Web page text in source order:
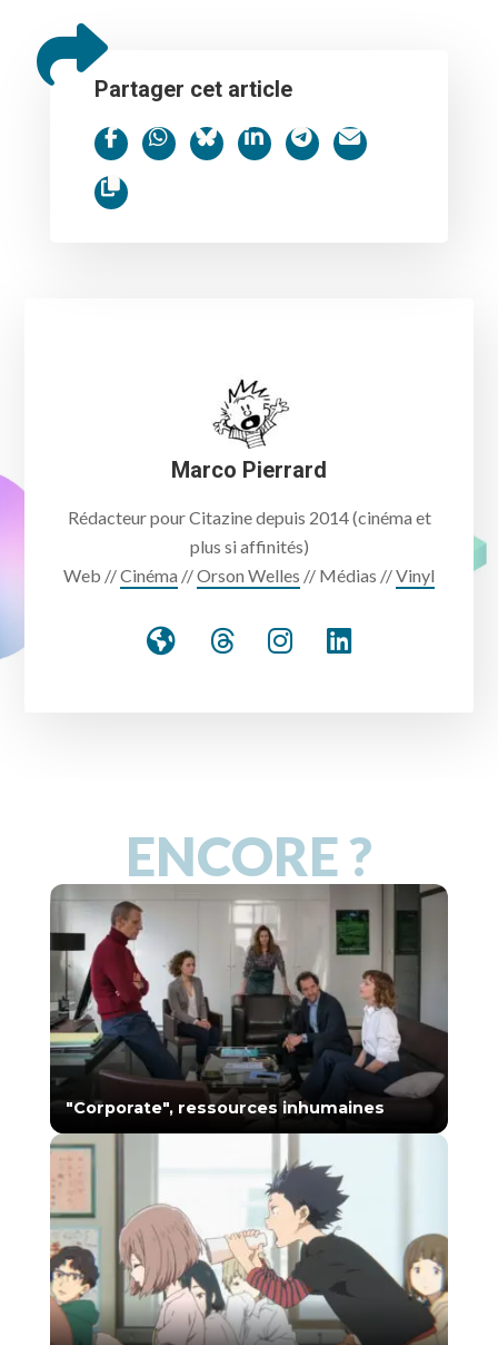
Partager cet article
Marco Pierrard
Rédacteur pour Citazine depuis 2014 (cinéma et
plus si affinités)
Web //Cinéma //Orson Welles // Médias //Vinyl
ENCORE ?
"Corporate", ressources inhumaines